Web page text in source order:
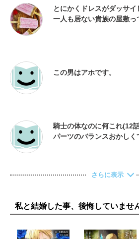
とにかくドレスがダッサ
一人も居ない貴族の屋敷
してるのかな？？色々と
なんだけど、本筋は悪く
騎士の体なのに何これ(12
パーツのバランスおかし
と貴族の奥方なのに侍女
り、湯浴みも誰も補助が
さらに表示
私と結婚した事、後悔していませ